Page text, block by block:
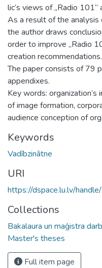
lic’s views of „Radio
As a result of the
the author draws
order to improve „Radio
creation recommendations.
The paper consists of 79
appendixes.
Key words:
of image formation,
audience conception of
Keywords
Vadībzinātne
URI
https://dspace.lu.lv/
Collections
Bakalaura un maģistra
Master's theses
Full item page